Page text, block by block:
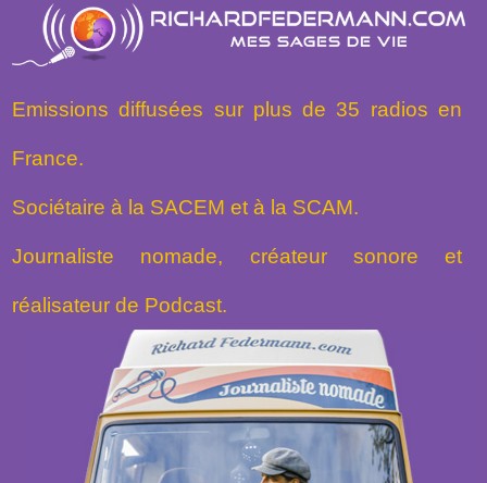
Emissions diffusées sur plus de 35 radios en
France.
Sociétaire à la SACEM et à la SCAM.
Journaliste nomade, créateur sonore et
réalisateur de Podcast.